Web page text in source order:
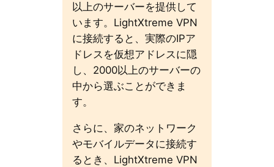
以上のサーバーを提供して
います。LightXtreme VPN
に接続すると、実際のIPア
ドレスを仮想アドレスに隠
し、2000以上のサーバーの
中から選ぶことができま
す。
さらに、家のネットワーク
やモバイルデータに接続す
るとき、LightXtreme VPN